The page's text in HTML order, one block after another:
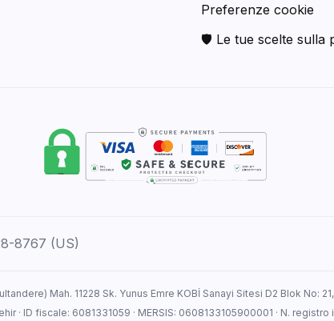
Preferenze cookie
🛡 Le tue scelte sulla
8767 (US)
Mah. 11228 Sk. Yunus Emre KOBİ Sanayi Sitesi D2 Blok No:
· ID fiscale: 6081331059 · MERSIS: 0608133105900001 · N.